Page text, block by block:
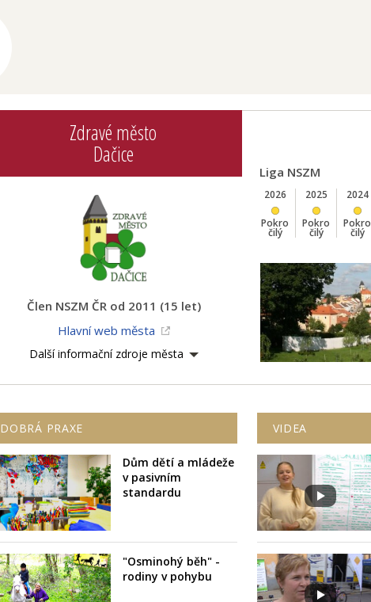
Zdravé město
Dačice
Člen NSZM ČR od 2011 (15 let)
Hlavní web města
Další informační zdroje města
Liga NSZM
2026
Pokro
čilý
2025
Pokro
čilý
2024
Pokro
čilý
DOBRÁ PRAXE
Dům dětí a mládeže
v pasivním
standardu
"Osminohý běh" -
rodiny v pohybu
VIDEA